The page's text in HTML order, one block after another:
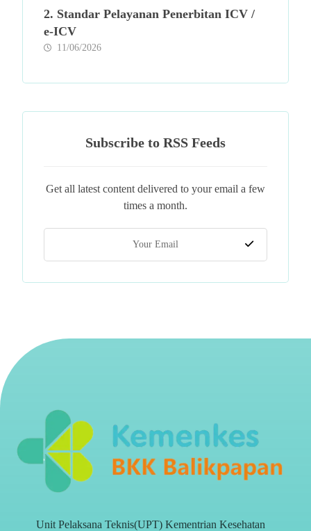
2. Standar Pelayanan Penerbitan ICV /
e-ICV
11/06/2026
Subscribe to RSS Feeds
Get all latest content delivered to your email a few
times a month.
Unit Pelaksana Teknis(UPT) Kementrian Kesehatan